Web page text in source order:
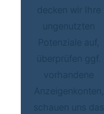
decken wir Ihre
ungenutzten
Potenziale auf,
überprüfen ggf.
vorhandene
Anzeigenkonten,
schauen uns das